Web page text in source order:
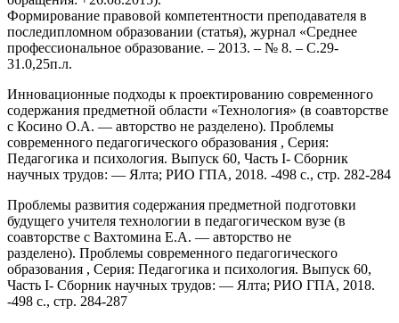
Формирование правовой компетентности преподавателя в
последипломном образовании (статья), журнал «Среднее
профессиональное образование. – 2013. – № 8. – С.29-
31.0,25п.л.
Инновационные подходы к проектированию современного
содержания предметной области «Технология» (в соавторстве
с Косино О.А. — авторство не разделено). Проблемы
современного педагогического образования , Серия:
Педагогика и психология. Выпуск 60, Часть I- Сборник
научных трудов: — Ялта; РИО ГПА, 2018. -498 с., стр. 282-284
Проблемы развития содержания предметной подготовки
будущего учителя технологии в педагогическом вузе (в
соавторстве с Вахтомина Е.А. — авторство не
разделено). Проблемы современного педагогического
образования , Серия: Педагогика и психология. Выпуск 60,
Часть I- Сборник научных трудов: — Ялта; РИО ГПА, 2018.
-498 с., стр. 284-287